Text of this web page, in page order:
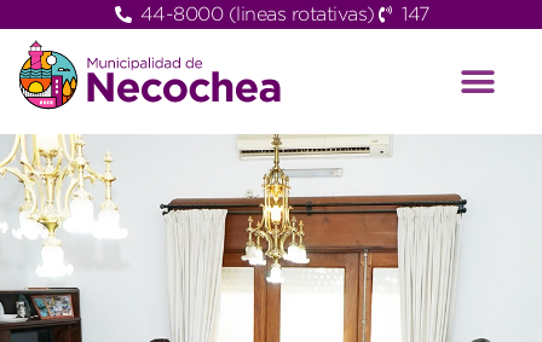
44-8000 (lineas rotativas) 147